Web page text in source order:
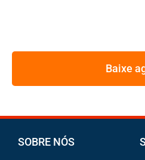
Baixe
SOBRE NÓS